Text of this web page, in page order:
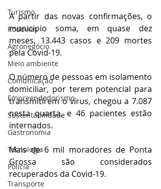
Turismo
Rodovias
Agronegócio
Meio ambiente
Comunicação
Empreendedorismo
Sustentabilidade
Gastronomia
Tecnologia
Polícia
Transporte
A partir das novas confirmações, o
município soma, em quase dez
meses, 13.443 casos e 209 mortes
pela Covid-19.
O número de pessoas em isolamento
domiciliar, por terem potencial para
transmitirem o vírus, chegou a 7.087
nesta quarta, e 46 pacientes estão
internados.
Mais de 6 mil moradores de Ponta
Grossa são considerados
recuperados da Covid-19.